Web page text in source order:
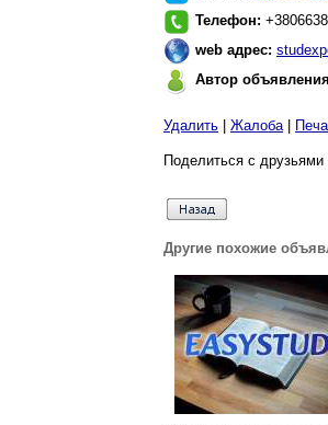
Телефон:
web адрес:
Автор
Удалить Жалоба|
Поделиться с
Другие похожие